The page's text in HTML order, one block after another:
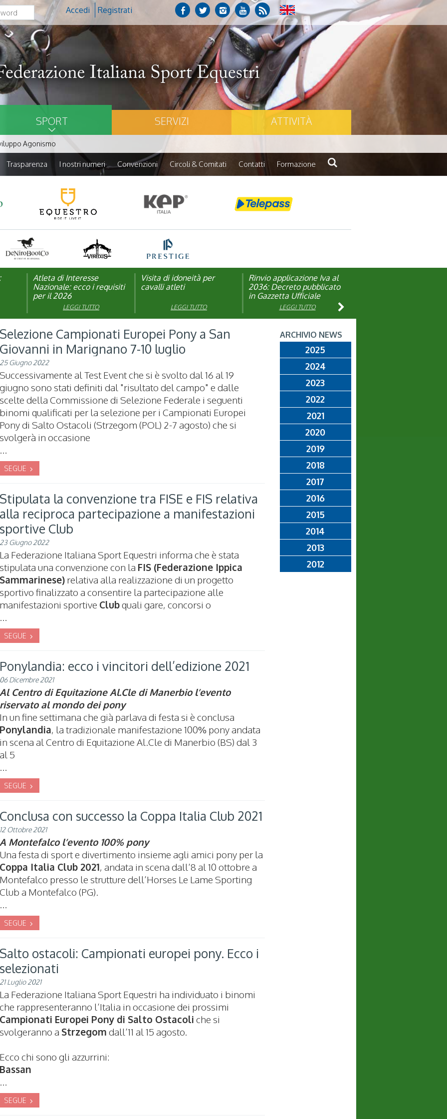
Accedi Registrati
SPORT SERVIZI ATTIVITÀ
Agonismo
Trasparenza I nostri numeri Convenzioni Circoli & Comitati Contatti Formazione
Atleta di Interesse
Nazionale: ecco i requisiti
per il 2026
LEGGI TUTTO
Visita di idoneità per
cavalli atleti
LEGGI TUTTO
Rinvio applicazione Iva al
2036: Decreto pubblicato
in Gazzetta Ufficiale
LEGGI TUTTO
Natale con la FISE: al via
la nona edizione
dell’iniziativa solidale della
Federazione Italiana Sport
LEGGI TUTTO
Studente Atleta di alto
livello: pubblicato il bando
2025/2026LEGGI TUTTO
Visita veterinaria annuale
LEGGI TUTTO
Selezione Campionati Europei Pony a San
Giovanni in Marignano 7-10 luglio
25 Giugno 2022
Successivamente al Test Event che si è svolto dal 16 al 19
giugno sono stati definiti dal "risultato del campo" e dalle
scelte della Commissione di Selezione Federale i seguenti
binomi qualificati per la selezione per i Campionati Europei
Pony di Salto Ostacoli (Strzegom (POL) 2-7 agosto) che si
svolgerà in occasione
...
SEGUE
Stipulata la convenzione tra FISE e FIS relativa
alla reciproca partecipazione a manifestazioni
sportive Club
23 Giugno 2022
La Federazione Italiana Sport Equestri informa che è stata
stipulata una convenzione con la FIS (Federazione Ippica
Sammarinese) relativa alla realizzazione di un progetto
sportivo finalizzato a consentire la partecipazione alle
manifestazioni sportive Clubquali gare, concorsi o
...
SEGUE
Ponylandia: ecco i vincitori dell’edizione 2021
06 Dicembre 2021
Al Centro di Equitazione Al.Cle di Manerbio l’evento
riservato al mondo dei pony
In un fine settimana che già parlava di festa si è conclusa
Ponylandia, la tradizionale manifestazione 100% pony andata
in scena al Centro di Equitazione Al.Cle di Manerbio (BS) dal 3
al 5
...
SEGUE
Conclusa con successo la Coppa Italia Club 2021
12 Ottobre 2021
A Montefalco l’evento 100% pony
Una festa di sport e divertimento insieme agli amici pony per la
Coppa Italia Club 2021, andata in scena dall’8 al 10 ottobre a
Montefalco presso le strutture dell’Horses Le Lame Sporting
Club a Montefalco (PG).
...
SEGUE
Salto ostacoli: Campionati europei pony. Ecco i
selezionati
21 Luglio 2021
La Federazione Italiana Sport Equestri ha individuato i binomi
che rappresenteranno l’Italia in occasione dei prossimi
Campionati Europei Pony di Salto Ostacoli che si
svolgeranno a Strzegom dall’11 al 15 agosto.
Ecco chi sono gli azzurrini:
Bassan
...
SEGUE
ARCHIVIO NEWS
2025
2024
2023
2022
2021
2020
2019
2018
2017
2016
2015
2014
2013
2012